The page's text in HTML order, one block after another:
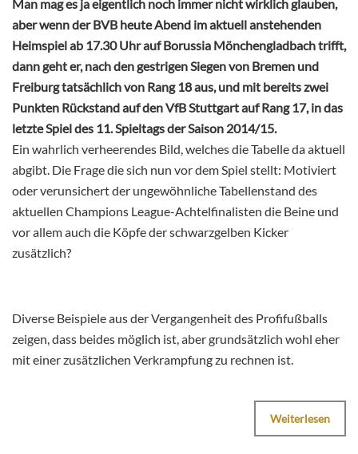
Man mag es ja eigentlich noch immer nicht wirklich glauben,
aber wenn der BVB heute Abend im aktuell anstehenden
Heimspiel ab 17.30 Uhr auf Borussia Mönchengladbach trifft,
dann geht er, nach den gestrigen Siegen von Bremen und
Freiburg tatsächlich von Rang 18 aus, und mit bereits zwei
Punkten Rückstand auf den VfB Stuttgart auf Rang 17, in das
letzte Spiel des 11. Spieltags der Saison 2014/15.
Ein wahrlich verheerendes Bild, welches die Tabelle da aktuell
abgibt. Die Frage die sich nun vor dem Spiel stellt: Motiviert
oder verunsichert der ungewöhnliche Tabellenstand des
aktuellen Champions League-Achtelfinalisten die Beine und
vor allem auch die Köpfe der schwarzgelben Kicker
zusätzlich?
Diverse Beispiele aus der Vergangenheit des Profifußballs
zeigen, dass beides möglich ist, aber grundsätzlich wohl eher
mit einer zusätzlichen Verkrampfung zu rechnen ist.
Weiterlesen